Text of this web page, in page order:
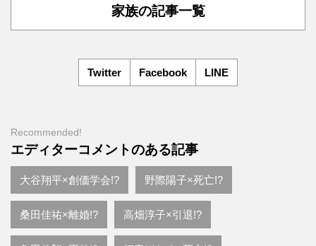
家族の記事一覧
Twitter Facebook LINE
Recommended!
エディターコメントのある記事
大谷翔平×創価学会!? 野際陽子×死亡!?
桑田佳祐×離婚!? 高畑淳子×引退!?